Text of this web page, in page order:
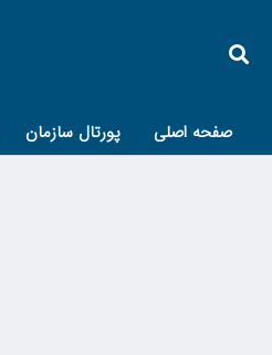
صفحه اصلی پورتال سازمان